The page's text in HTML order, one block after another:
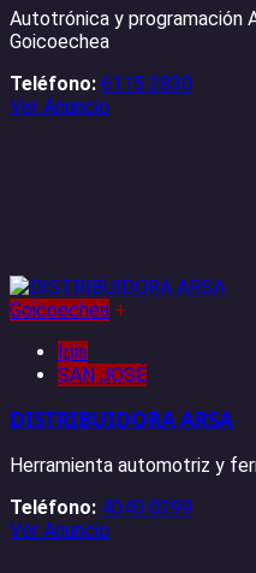
Autotrónica y programación
Goicoechea
Teléfono: 6115 2830
Ver Anuncio
Goicoechea +
Ipis
SAN JOSÉ
DISTRIBUIDORA ARSA
Herramienta automotriz y
Teléfono: 4040 0299
Ver Anuncio